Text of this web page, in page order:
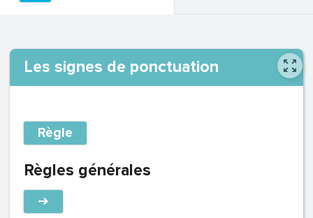
Les signes de ponctuation
Règle
Règles générales
➔